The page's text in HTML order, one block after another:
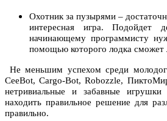
Охотник за пузырями –
интересная игра.
начинающему программисту
помощью которого лодка сможет
Не меньшим успехом среди
CeeBot, Cargo-Bot, Robozzle,
нетривиальные и забавные игрушки
находить правильное решение для
правильно.